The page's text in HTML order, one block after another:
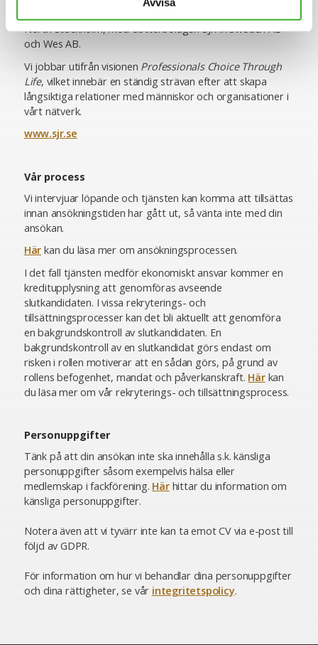
North Stockholm, med dotterbolagen SJR in Sweden AB
och Wes AB.
Vi jobbar utifrån visionen Professionals Choice Through
Life, vilket innebär en ständig strävan efter att skapa
långsiktiga relationer med människor och organisationer i
vårt nätverk.
www.sjr.se
Vår process
Vi intervjuar löpande och tjänsten kan komma att tillsättas
innan ansökningstiden har gått ut, så vänta inte med din
ansökan.
Här kan du läsa mer om ansökningsprocessen.
I det fall tjänsten medför ekonomiskt ansvar kommer en
kreditupplysning att genomföras avseende
slutkandidaten. I vissa rekryterings- och
tillsättningsprocesser kan det bli aktuellt att genomföra
en bakgrundskontroll av slutkandidaten. En
bakgrundskontroll av en slutkandidat görs endast om
risken i rollen motiverar att en sådan görs, på grund av
rollens befogenhet, mandat och påverkanskraft. Härkan
du läsa mer om vår rekryterings- och tillsättningsprocess.
Personuppgifter
Tänk på att din ansökan inte ska innehålla s.k. känsliga
personuppgifter såsom exempelvis hälsa eller
medlemskap i fackförening. Härhittar du information om
känsliga personuppgifter.
Notera även att vi tyvärr inte kan ta emot CV via e-post till
följd av GDPR.
För information om hur vi behandlar dina personuppgifter
och dina rättigheter, se vår integritetspolicy.